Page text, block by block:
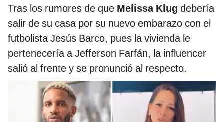
Tras los rumores de que Melissa Klug debería
salir de su casa por su nuevo embarazo con el
futbolista Jesús Barco, pues la vivienda le
pertenecería a Jefferson Farfán, la influencer
salió al frente y se pronunció al respecto.